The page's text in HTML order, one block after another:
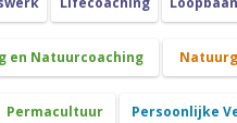
en Natuurcoaching
Permacultuur Persoonlijke